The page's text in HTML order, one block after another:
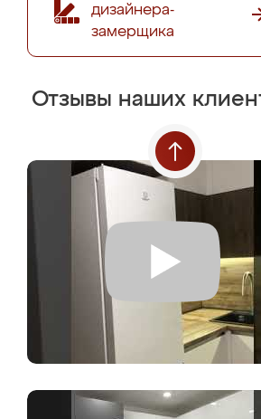
дизайнера-
замерщика
Отзывы наших